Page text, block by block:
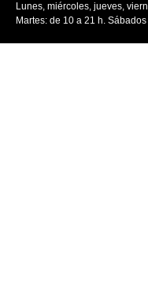
Lunes, miércoles, jueves,
Martes: de 10 a 21 h.